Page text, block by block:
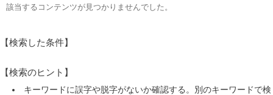
該当するコンテンツが見つかりませんでした。
【検索した条件】
【検索のヒント】
キーワードに誤字や脱字がないか確認する。別のキーワードで検